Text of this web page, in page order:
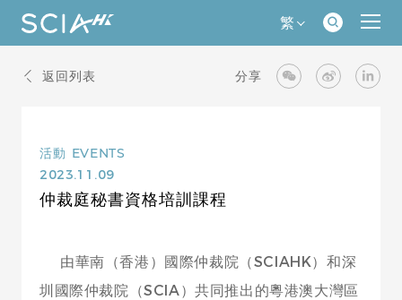
繁
返回列表 分享
活動 EVENTS
2023.11.09
仲裁庭秘書資格培訓課程
由華南（香港）國際仲裁院（SCIAHK）和深
圳國際仲裁院（SCIA）共同推出的粵港澳大灣區